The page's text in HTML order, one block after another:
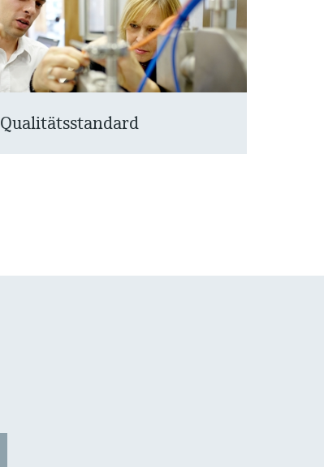
Qualitätsstandard